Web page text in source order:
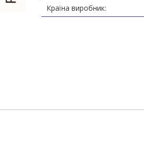
Країна виробник: